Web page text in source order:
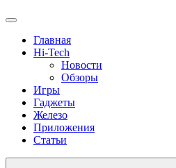
Главная
Hi-Tech
Новости
Обзоры
Игры
Гаджеты
Железо
Приложения
Статьи